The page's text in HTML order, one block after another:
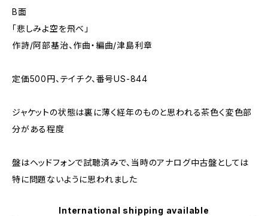
B面
「悲しみよ空を飛べ」
作詩/阿部基治、作曲・編曲/津島利章
定価500円、テイチク、番号US-844
ジャケットの状態は裏に薄く経年のものと思われる茶色く変色部
分がある程度
盤はヘッドフォンで試聴済みで、当時のアナログ中古盤としては
特に問題ないように思われました
International shipping available